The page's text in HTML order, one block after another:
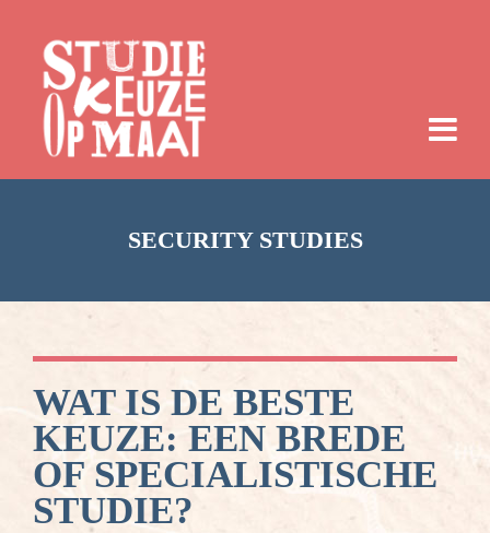
SECURITY STUDIES
WAT IS DE BESTE
KEUZE: EEN BREDE
OF SPECIALISTISCHE
STUDIE?